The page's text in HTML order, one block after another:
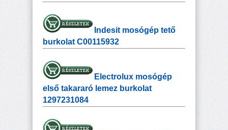
Indesit mosógép tető
burkolat C00115932
Electrolux mosógép
első takararó lemez burkolat
1297231084